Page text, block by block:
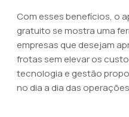
Com esses benefícios, o
gratuito se mostra uma
empresas que desejam
frotas sem elevar os
tecnologia e gestão
no dia a dia das